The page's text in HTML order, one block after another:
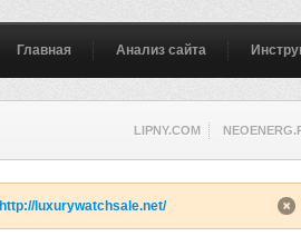
Главная Анализ сайта
LIPNY.COM
http://luxurywatchsale.net/